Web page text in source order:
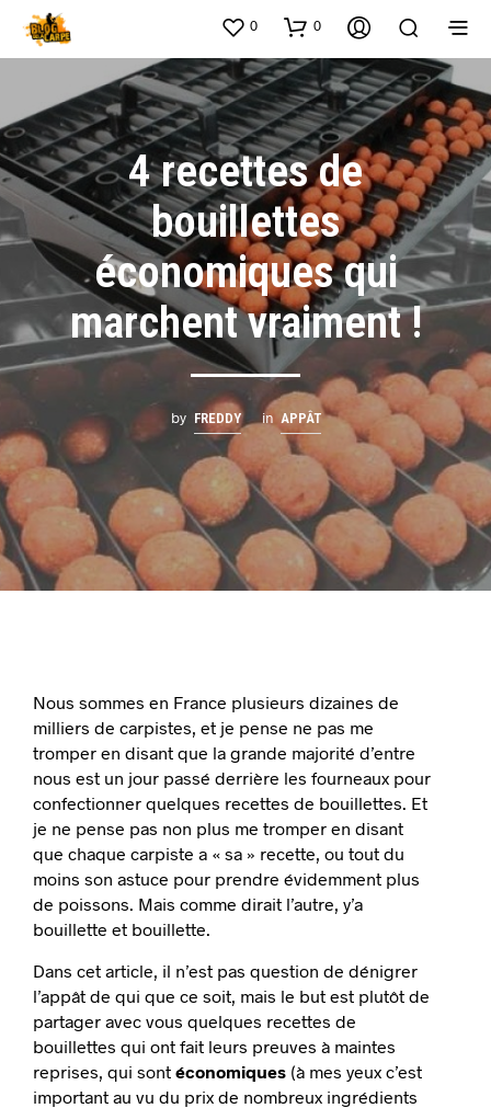
0 0
4 recettes de
bouillettes
économiques qui
marchent vraiment !
by FREDDY in APPÂT
Nous sommes en France plusieurs dizaines de
milliers de carpistes, et je pense ne pas me
tromper en disant que la grande majorité d’entre
nous est un jour passé derrière les fourneaux pour
confectionner quelques recettes de bouillettes. Et
je ne pense pas non plus me tromper en disant
que chaque carpiste a « sa » recette, ou tout du
moins son astuce pour prendre évidemment plus
de poissons. Mais comme dirait l’autre, y’a
bouillette et bouillette.
Dans cet article, il n’est pas question de dénigrer
l’appât de qui que ce soit, mais le but est plutôt de
partager avec vous quelques recettes de
bouillettes qui ont fait leurs preuves à maintes
reprises, qui sont économiques (à mes yeux c’est
important au vu du prix de nombreux ingrédients